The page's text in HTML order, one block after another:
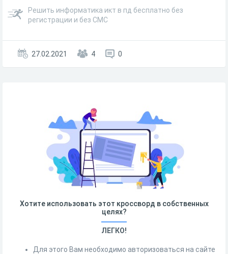
Решить информатика икт в пд бесплатно без
регистрации и без СМС
27.02.2021 4 0
Хотите использовать этот кроссворд в собственных
целях?
ЛЕГКО!
Для этого Вам необходимо авторизоваться на сайте